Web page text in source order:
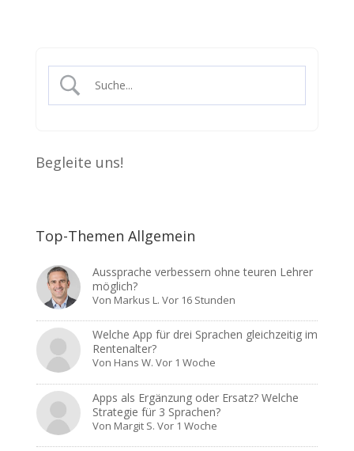
Begleite uns!
Top-Themen Allgemein
Aussprache verbessern ohne teuren Lehrer
möglich?
Von Markus L. Vor 16 Stunden
Welche App für drei Sprachen gleichzeitig im
Rentenalter?
Von Hans W. Vor 1 Woche
Apps als Ergänzung oder Ersatz? Welche
Strategie für 3 Sprachen?
Von Margit S. Vor 1 Woche